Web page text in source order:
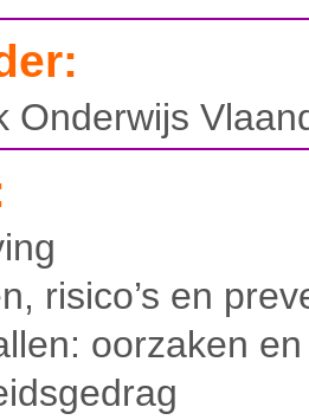
Onderwijs
risico’s en
oorzaken